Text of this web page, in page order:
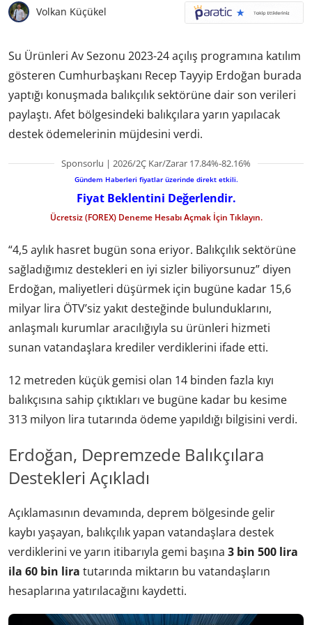
Volkan Küçükel
Su Ürünleri Av Sezonu 2023-24 açılış programına katılım
gösteren Cumhurbaşkanı Recep Tayyip Erdoğan burada
yaptığı konuşmada balıkçılık sektörüne dair son verileri
paylaştı. Afet bölgesindeki balıkçılara yarın yapılacak
destek ödemelerinin müjdesini verdi.
Sponsorlu | 2026/2Ç Kar/Zarar 17.84%-82.16%
Gündem Haberleri fiyatlar üzerinde direkt etkili.
Fiyat Beklentini Değerlendir.
Ücretsiz (FOREX) Deneme Hesabı Açmak İçin Tıklayın.
“4,5 aylık hasret bugün sona eriyor. Balıkçılık sektörüne
sağladığımız destekleri en iyi sizler biliyorsunuz” diyen
Erdoğan, maliyetleri düşürmek için bugüne kadar 15,6
milyar lira ÖTV’siz yakıt desteğinde bulunduklarını,
anlaşmalı kurumlar aracılığıyla su ürünleri hizmeti
sunan vatandaşlara krediler verdiklerini ifade etti.
12 metreden küçük gemisi olan 14 binden fazla kıyı
balıkçısına sahip çıktıkları ve bugüne kadar bu kesime
313 milyon lira tutarında ödeme yapıldığı bilgisini verdi.
Erdoğan, Depremzede Balıkçılara
Destekleri Açıkladı
Açıklamasının devamında, deprem bölgesinde gelir
kaybı yaşayan, balıkçılık yapan vatandaşlara destek
verdiklerini ve yarın itibarıyla gemi başına 3 bin 500 lira
ila 60 bin lira tutarında miktarın bu vatandaşların
hesaplarına yatırılacağını kaydetti.